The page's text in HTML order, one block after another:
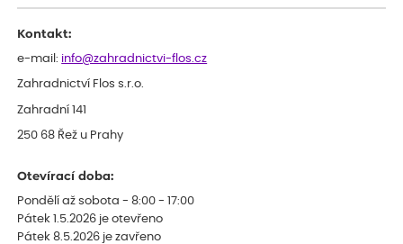
Kontakt:
e-mail: info@zahradnictvi-flos.cz
Zahradnictví Flos s.r.o.
Zahradní 141
250 68 Řež u Prahy
Otevírací doba:
Pondělí až sobota - 8:00 - 17:00
Pátek 1.5.2026 je otevřeno
Pátek 8.5.2026 je zavřeno